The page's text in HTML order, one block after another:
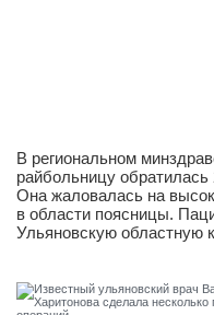
В региональном
райбольницу
Она жаловалась на
в области поясницы.
Ульяновскую областную